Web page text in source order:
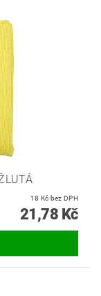
18 Kč bez DPH
21,78 Kč